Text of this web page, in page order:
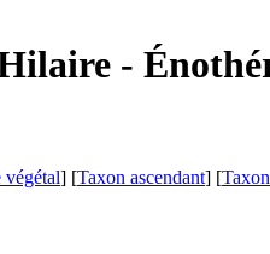
-
] [Taxon ascendant] [